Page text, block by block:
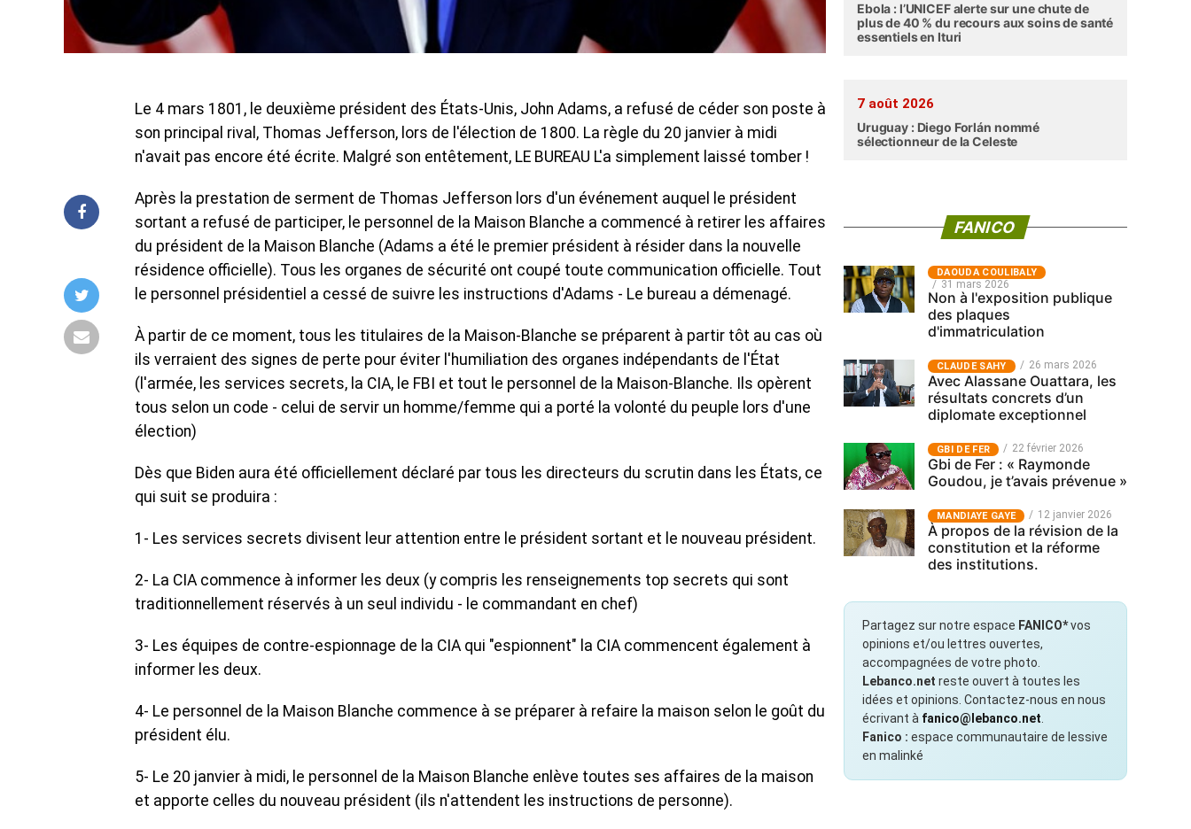
Le 4 mars 1801, le deuxième président des États-Unis, John Adams, a refusé de céder son poste à
son principal rival, Thomas Jefferson, lors de l'élection de 1800. La règle du 20 janvier à midi
n'avait pas encore été écrite. Malgré son entêtement, LE BUREAU L'a simplement laissé tomber !
Après la prestation de serment de Thomas Jefferson lors d'un événement auquel le président
sortant a refusé de participer, le personnel de la Maison Blanche a commencé à retirer les affaires
du président de la Maison Blanche (Adams a été le premier président à résider dans la nouvelle
résidence officielle). Tous les organes de sécurité ont coupé toute communication officielle. Tout
le personnel présidentiel a cessé de suivre les instructions d'Adams - Le bureau a démenagé.
À partir de ce moment, tous les titulaires de la Maison-Blanche se préparent à partir tôt au cas où
ils verraient des signes de perte pour éviter l'humiliation des organes indépendants de l'État
(l'armée, les services secrets, la CIA, le FBI et tout le personnel de la Maison-Blanche. Ils opèrent
tous selon un code - celui de servir un homme/femme qui a porté la volonté du peuple lors d'une
élection)
Dès que Biden aura été officiellement déclaré par tous les directeurs du scrutin dans les États, ce
qui suit se produira :
1- Les services secrets divisent leur attention entre le président sortant et le nouveau président.
2- La CIA commence à informer les deux (y compris les renseignements top secrets qui sont
traditionnellement réservés à un seul individu - le commandant en chef)
3- Les équipes de contre-espionnage de la CIA qui "espionnent" la CIA commencent également à
informer les deux.
4- Le personnel de la Maison Blanche commence à se préparer à refaire la maison selon le goût du
président élu.
5- Le 20 janvier à midi, le personnel de la Maison Blanche enlève toutes ses affaires de la maison
et apporte celles du nouveau président (ils n'attendent les instructions de personne).
Ebola : l’UNICEF alerte sur une chute de
plus de 40 % du recours aux soins de santé
essentiels en Ituri
7 août 2026
Uruguay : Diego Forlán nommé
sélectionneur de la Celeste
FANICO
‎DAOUDA COULIBALY
31 mars 2026
Non à l'exposition publique
des plaques
d'immatriculation
CLAUDE SAHY 26 mars 2026
Avec Alassane Ouattara, les
résultats concrets d’un
diplomate exceptionnel
GBI DE FER 22 février 2026
Gbi de Fer : « Raymonde
Goudou, je t’avais prévenue »
MANDIAYE GAYE 12 janvier 2026
À propos de la révision de la
constitution et la réforme
des institutions.
Partagez sur notre espace FANICO*vos
opinions et/ou lettres ouvertes,
accompagnées de votre photo.
Lebanco.net reste ouvert à toutes les
idées et opinions. Contactez-nous en nous
écrivant à fanico@lebanco.net
Fanico : espace communautaire de lessive
en malinké